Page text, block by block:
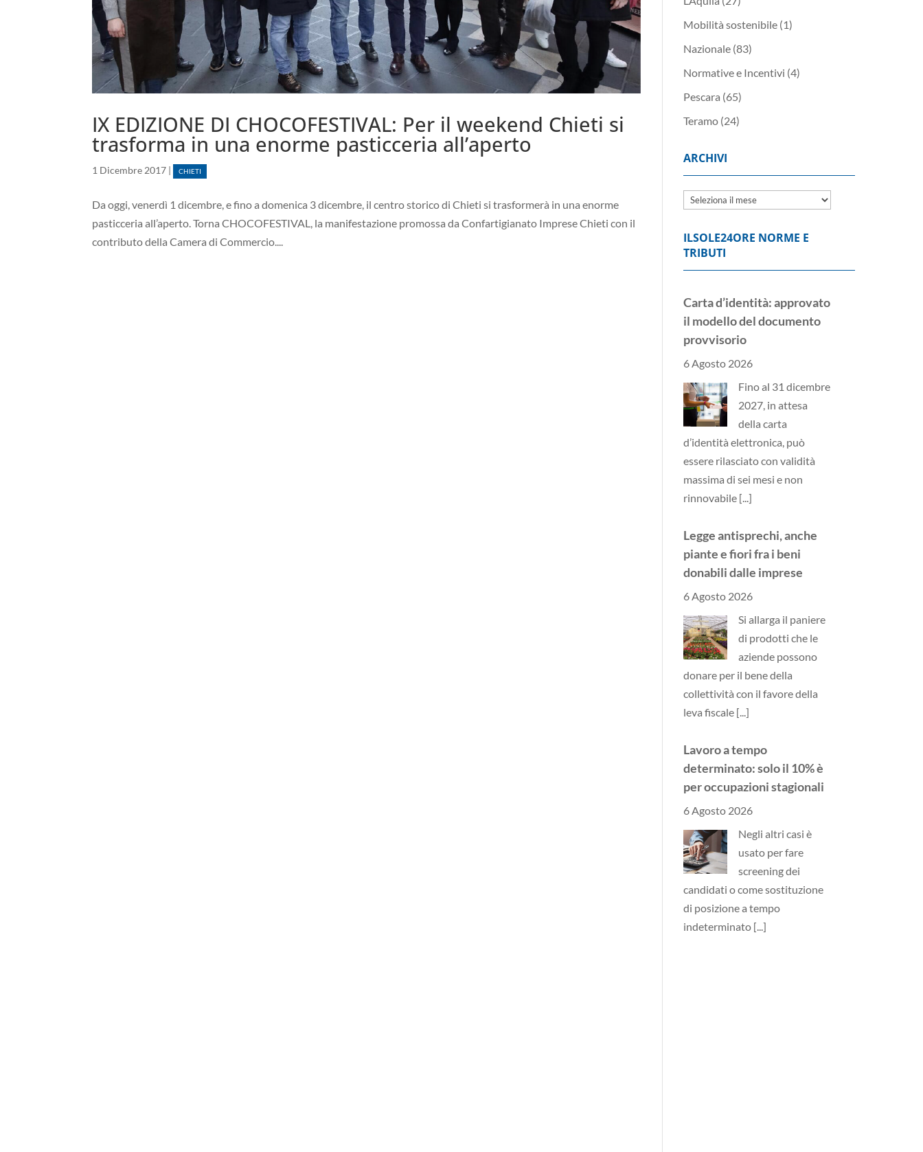
IX EDIZIONE DI CHOCOFESTIVAL: Per il weekend Chieti si
trasforma in una enorme pasticceria all’aperto
1 Dicembre 2017 | CHIETI
Da oggi, venerdì 1 dicembre, e fino a domenica 3 dicembre, il centro storico di Chieti si trasformerà in una enorme
pasticceria all’aperto. Torna CHOCOFESTIVAL, la manifestazione promossa da Confartigianato Imprese Chieti con il
contributo della Camera di Commercio....
Mobilità sostenibile(1)
Nazionale(83)
Normative e Incentivi (4)
Pescara (65)
Teramo(24)
ARCHIVI
Archivi
ILSOLE24ORE NORME E
TRIBUTI
il modello del documento
provvisorio
della carta
essere rilasciato con validità
piante e fiori fra i beni
donabili dalle imprese
di prodotti che le
aziende possono
donare per il bene della
collettività con il favore della
determinato: solo il 10% è
per occupazioni stagionali
usato per fare
screening dei
candidati o come sostituzione
indeterminato